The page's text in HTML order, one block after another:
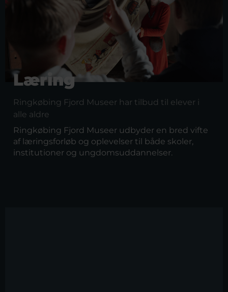
Læring
Ringkøbing Fjord Museer har tilbud til elever i
alle aldre
Ringkøbing Fjord Museer udbyder en bred vifte
af læringsforløb og oplevelser til både skoler,
institutioner og ungdomsuddannelser.